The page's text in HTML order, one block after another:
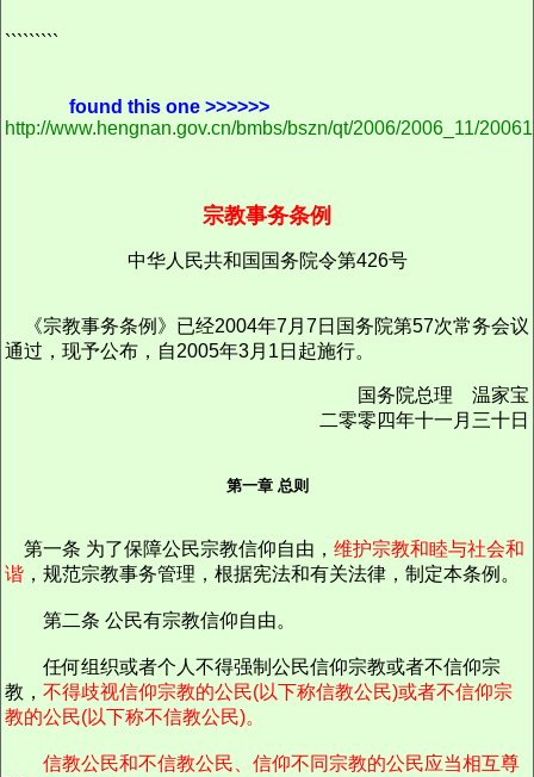
`````````
found this one >>>>>>
http://www.hengnan.gov.cn/bmbs/bszn/qt/2006/2006_11/
宗教事务条例
中华人民共和国国务院令第426号
《宗教事务条例》已经2004年7月7日国务院第57次常务会议
通过，现予公布，自2005年3月1日起施行。
国务院总理 温家宝
二零零四年十一月三十日
第一章 总则
第一条 为了保障公民宗教信仰自由， 维护宗教和睦与社会和
谐 ，规范宗教事务管理，根据宪法和有关法律，制定本条例。
第二条 公民有宗教信仰自由。
任何组织或者个人不得强制公民信仰宗教或者不信仰宗
教， 不得歧视信仰宗教的公民(以下称信教公民)或者不信仰宗
教的公民(以下称不信教公民)。
信教公民和不信教公民、信仰不同宗教的公民应当相互尊